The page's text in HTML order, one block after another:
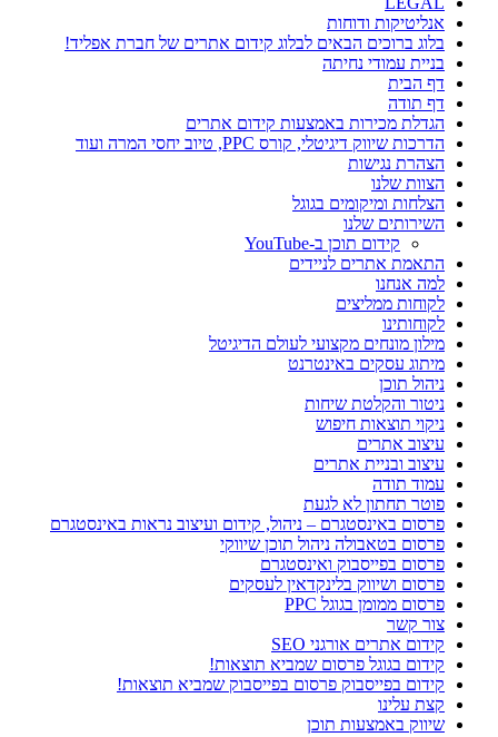
אנליטיקות ודוחות
בלוג ברוכים הבאים לבלוג קידום אתרים של חברת אפליד!
בניית עמודי נחיתה
דף הבית
דף תודה
הגדלת מכירות באמצעות קידום אתרים
הדרכות שיווק דיגיטלי, קורס PPC, טיוב יחסי המרה ועוד
הצהרת נגישות
הצוות שלנו
הצלחות ומיקומים בגוגל
השירותים שלנו
קידום תוכן ב-YouTube
התאמת אתרים לניידים
למה אנחנו
לקוחות ממליצים
לקוחותינו
מילון מונחים מקצועי לעולם הדיגיטל
מיתוג עסקים באינטרנט
ניהול תוכן
ניטור והקלטת שיחות
ניקוי תוצאות חיפוש
עיצוב אתרים
עיצוב ובניית אתרים
עמוד תודה
פוטר תחתון לא לגעת
פרסום באינסטגרם – ניהול, קידום ועיצוב נראות באינסטגרם
פרסום בטאבולה ניהול תוכן שיווקי
פרסום בפייסבוק ואינסטגרם
פרסום ושיווק בלינקדאין לעסקים
פרסום ממומן בגוגל PPC
צור קשר
קידום אתרים אורגני SEO
קידום בגוגל פרסום שמביא תוצאות!
קידום בפייסבוק פרסום בפייסבוק שמביא תוצאות!
קצת עלינו
שיווק באמצעות תוכן